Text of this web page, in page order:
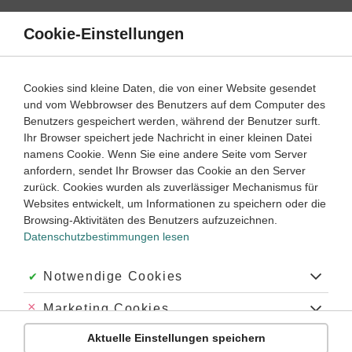
Direkt
Inhalt
Chemie 5. Klasse ‐ Abitur
Gay-Lussacsches Gesetz
[nach J. L. Gay-Lussac]: Ein Gesetz, das besagt: Bei
konstantem Druckpist das VolumenVeiner bestimmten
Menge einesidealen Gasesder absolutenTemperatur
direkt proportional (Zustandsgleichung
Schlagworte
Cookie-Einstellungen
Cookies sind kleine Daten, die von einer Website gesendet
und vom Webbrowser des Benutzers auf dem Computer des
Benutzers gespeichert werden, während der Benutzer surft.
Ihr Browser speichert jede Nachricht in einer kleinen Datei
namens Cookie. Wenn Sie eine andere Seite vom Server
anfordern, sendet Ihr Browser das Cookie an den Server
zurück. Cookies wurden als zuverlässiger Mechanismus für
Websites entwickelt, um Informationen zu speichern oder die
Browsing-Aktivitäten des Benutzers aufzuzeichnen.
Datenschutzbestimmungen lesen
Akzeptiert:
Notwendige Cookies
Abgelehnt:
Marketing Cookies
Abgelehnt:
Personalisierungs-Cookies
Aktuelle Einstellungen speichern